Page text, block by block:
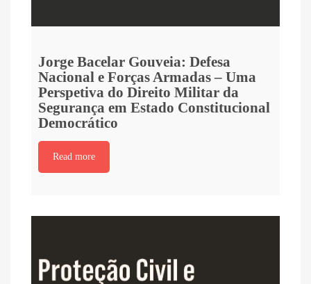
Jorge Bacelar Gouveia: Defesa
Nacional e Forças Armadas – Uma
Perspetiva do Direito Militar da
Segurança em Estado Constitucional
Democrático
Read more